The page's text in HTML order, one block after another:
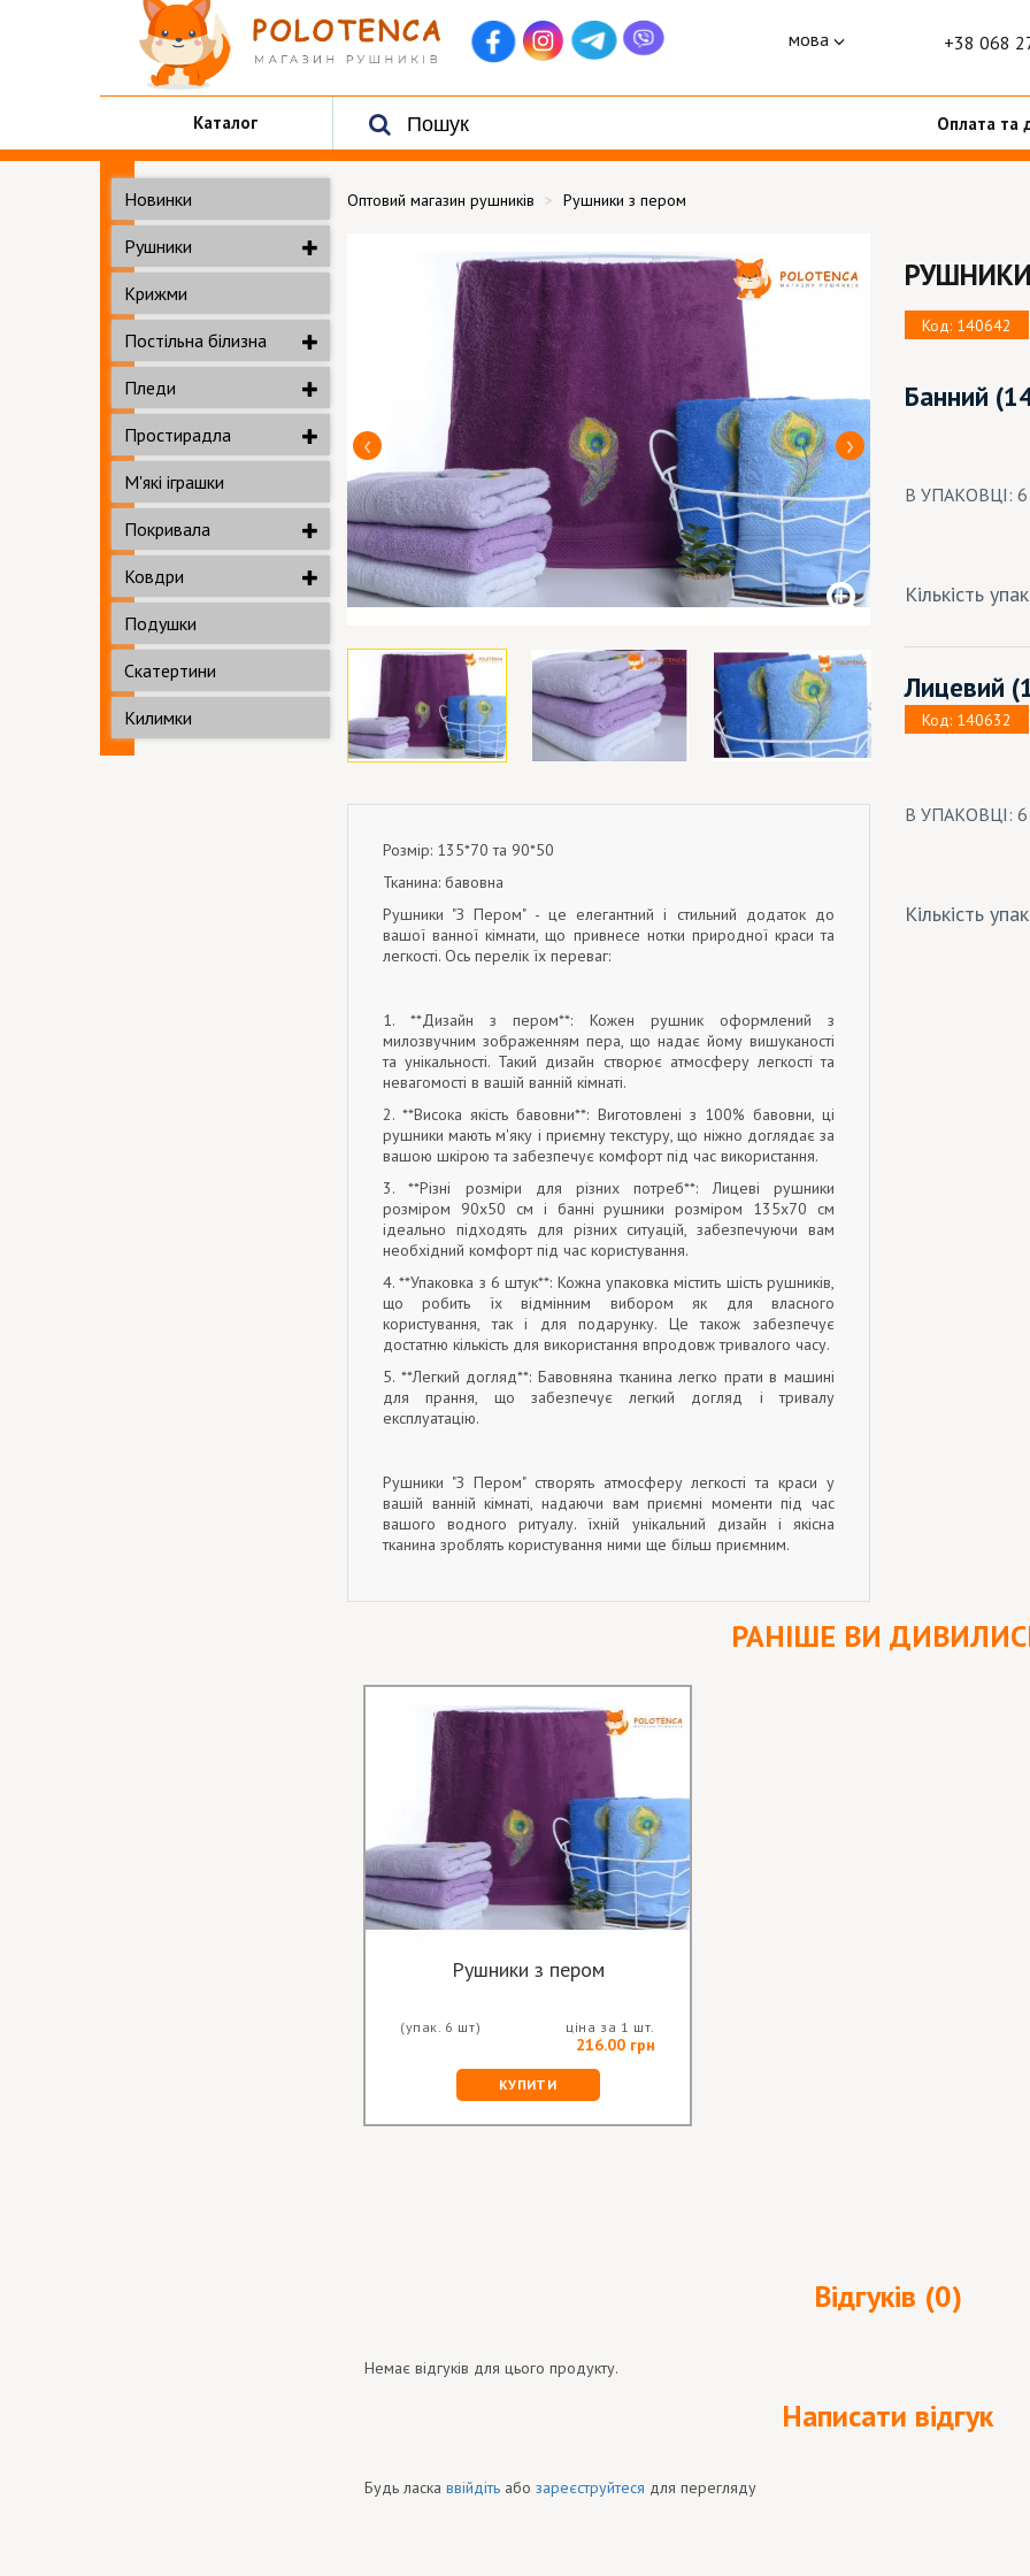
мова +38 068
Каталог Оплата та
Новинки
Рушники
Крижми
Постільна білизна
Пледи
Простирадла
М'які іграшки
Покривала
Ковдри
Подушки
Скатертини
Килимки
Оптовий магазин рушників Рушники з пером
Розмір: 135*70 та 90*50
Тканина: бавовна
Рушники "З Пером" - це елегантний і стильний додаток до
вашої ванної кімнати, що привнесе нотки природної краси та
легкості. Ось перелік їх переваг:
1. **Дизайн з пером**: Кожен рушник оформлений з
милозвучним зображенням пера, що надає йому вишуканості
та унікальності. Такий дизайн створює атмосферу легкості та
невагомості в вашій ванній кімнаті.
2. **Висока якість бавовни**: Виготовлені з 100% бавовни, ці
рушники мають м'яку і приємну текстуру, що ніжно доглядає за
вашою шкірою та забезпечує комфорт під час використання.
3. **Різні розміри для різних потреб**: Лицеві рушники
розміром 90x50 см і банні рушники розміром 135x70 см
ідеально підходять для різних ситуацій, забезпечуючи вам
необхідний комфорт під час користування.
4. **Упаковка з 6 штук**: Кожна упаковка містить шість рушників,
що робить їх відмінним вибором як для власного
користування, так і для подарунку. Це також забезпечує
достатню кількість для використання впродовж тривалого часу.
5. **Легкий догляд**: Бавовняна тканина легко прати в машині
для прання, що забезпечує легкий догляд і тривалу
експлуатацію.
Рушники "З Пером" створять атмосферу легкості та краси у
вашій ванній кімнаті, надаючи вам приємні моменти під час
вашого водного ритуалу. їхній унікальний дизайн і якісна
тканина зроблять користування ними ще більш приємним.
Код: 140642
Банний
В УПАКОВЦІ:
Кількість
Лицевий
Код: 140632
В УПАКОВЦІ:
Кількість
РАНІШЕ ВИ
Рушники з пером
(упак. 6 шт) ціна за 1 шт.
216.00 грн
КУПИТИ
Відгуків (0)
Немає відгуків для цього продукту.
Написати відгук
Будь ласка ввійдіть або зареєструйтеся для перегляду